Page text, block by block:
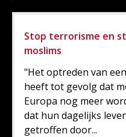
Stop terrorisme en
moslims
"Het optreden van
heeft tot gevolg dat
Europa nog meer
dat hun dagelijks
getroffen door...